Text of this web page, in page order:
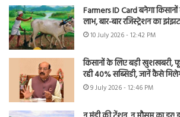
Farmers ID Card बनेगा
लाभ, बार-बार रजिस्ट्रेशन का
10 July 2026 - 12:42 PM
किसानों के लिए बड़ी खुशखबरी,
रही 40% सब्सिडी, जानें कैसे
9 July 2026 - 12:46 PM